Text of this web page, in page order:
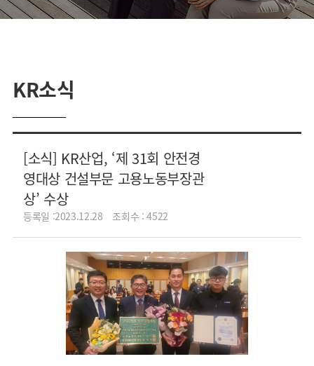
KR소식
[소식] KR산업, ‘제 31회 안전경
영대상 건설부문 고용노동부장관
상’ 수상
등록일 :2023.12.28 조회수 : 4522